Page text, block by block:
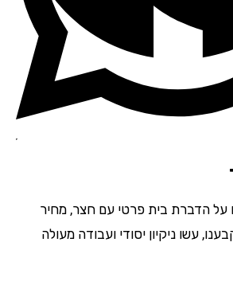
על הדברת בית פרטי עם חצר, מחיר
עשו ניקיון יסודי ועבודה מעולה